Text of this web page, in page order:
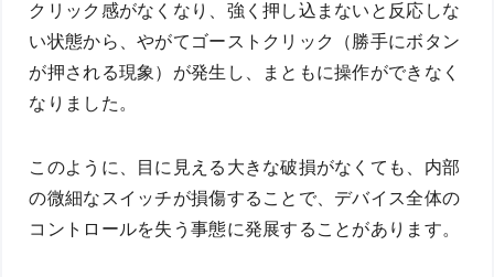
クリック感がなくなり、強く押し込まないと反応しな
い状態から、やがてゴーストクリック（勝手にボタン
が押される現象）が発生し、まともに操作ができなく
なりました。
このように、目に見える大きな破損がなくても、内部
の微細なスイッチが損傷することで、デバイス全体の
コントロールを失う事態に発展することがあります。